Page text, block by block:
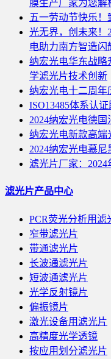
膜生产厂家为您解
五一劳动节快乐！
光无界，创未来！
电助力南方智造闪
纳宏光电华东战略
学滤光片技术创新
纳宏光电十二周年
ISO13485体系认
2024纳宏光电德国
纳宏光电新款高端
2024纳宏光电慕
滤光片厂家：2024
滤光片产品中心
PCR荧光分析用滤
窄带滤光片
带通滤光片
长波通滤光片
短波通滤光片
光学反射镜片
偏振镜片
激光设备用滤光片
高精度光学透镜
按应用划分滤光片